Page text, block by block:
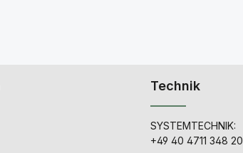
Technik
SYSTEMTECHNIK:
+49 40 4711 348 20